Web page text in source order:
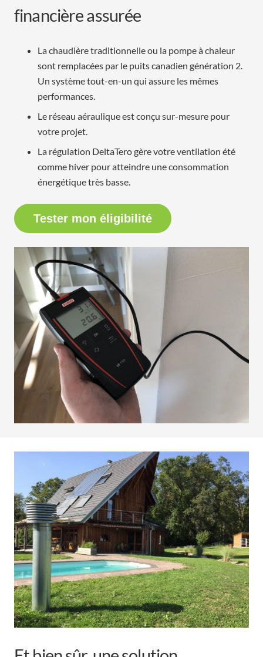
financière assurée
La chaudière traditionnelle ou la pompe à chaleur
sont remplacées par le puits canadien génération 2.
Un système tout-en-un qui assure les mêmes
performances.
Le réseau aéraulique est conçu sur-mesure pour
votre projet.
La régulation DeltaTero gère votre ventilation été
comme hiver pour atteindre une consommation
énergétique très basse.
Tester mon éligibilité